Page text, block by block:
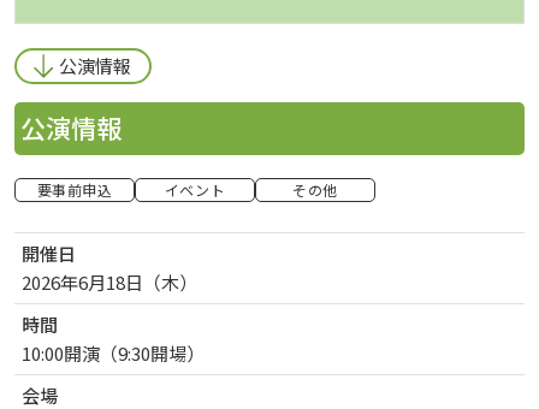
公演情報
公演情報
要事前申込 イベント その他
開催日
2026年6月18日（木
曜日
）
時間
10:00開演（9:30開場）
会場